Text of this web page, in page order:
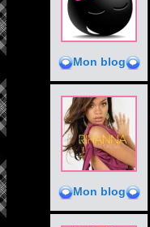
Mon blog
Mon blog